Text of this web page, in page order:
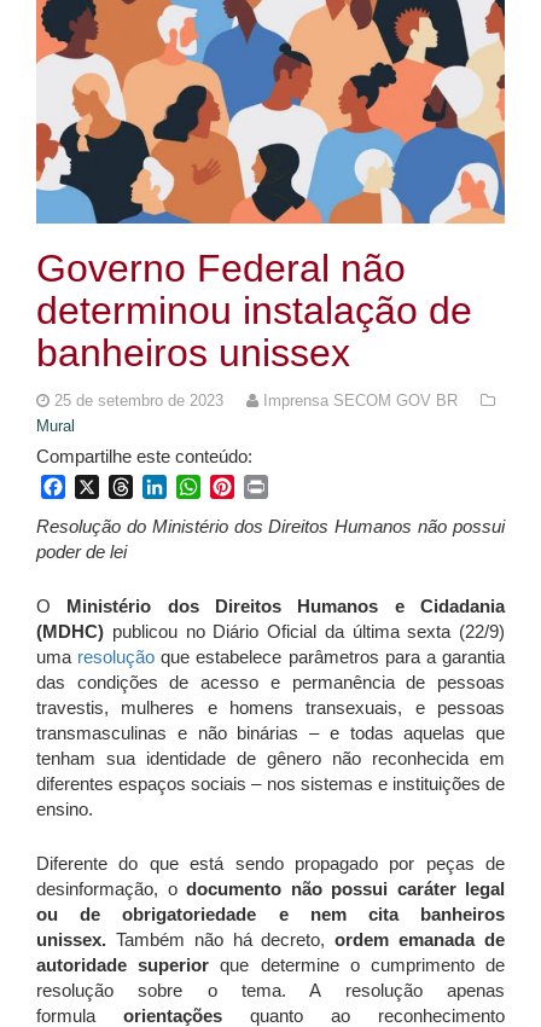
Governo Federal não
determinou instalação de
banheiros unissex
25 de setembro de 2023
Imprensa SECOM GOV BR
Mural
Compartilhe este conteúdo:
FacebookThreadsLinkedInWhatsApp
Pinterest
Resolução do Ministério dos Direitos Humanos não possui
poder de lei
O
Ministério dos Direitos Humanos e Cidadania
(MDHC) publicou no Diário Oficial da última sexta (22/9)
uma resolução que estabelece parâmetros para a garantia
das condições de acesso e permanência de pessoas
travestis, mulheres e homens transexuais, e pessoas
transmasculinas e não binárias – e todas aquelas que
tenham sua identidade de gênero não reconhecida em
diferentes espaços sociais – nos sistemas e instituições de
ensino.
Diferente do que está sendo propagado por peças de
desinformação, o documento não possui caráter legal
ou de obrigatoriedade e nem cita banheiros
unissex. Também não há decreto, ordem emanada de
autoridade superior que determine o cumprimento de
resolução sobre o tema. A resolução apenas
formula
orientações
quanto ao reconhecimento